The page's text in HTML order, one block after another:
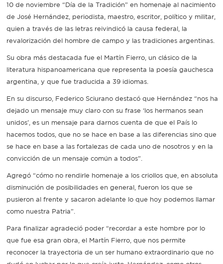
10 de noviembre “Día de la Tradición” en homenaje al nacimiento
de José Hernández, periodista, maestro, escritor, político y militar,
quien a través de las letras reivindicó la causa federal, la
revalorización del hombre de campo y las tradiciones argentinas.
Su obra más destacada fue el Martín Fierro, un clásico de la
literatura hispanoamericana que representa la poesía gauchesca
argentina, y que fue traducida a 39 idiomas.
En su discurso, Federico Sciurano destacó que Hernández “nos ha
dejado un mensaje muy claro con su frase ‘los hermanos sean
unidos’, es un mensaje para darnos cuenta de que el País lo
hacemos todos, que no se hace en base a las diferencias sino que
se hace en base a las fortalezas de cada uno de nosotros y en la
convicción de un mensaje común a todos”.
Agregó “cómo no rendirle homenaje a los criollos que, en absoluta
disminución de posibilidades en general, fueron los que se
pusieron al frente y sacaron adelante lo que hoy podemos llamar
como nuestra Patria”.
Para finalizar agradeció poder “recordar a este hombre por lo
que fue esa gran obra, el Martín Fierro, que nos permite
reconocer la trayectoria de un ser humano extraordinario que no